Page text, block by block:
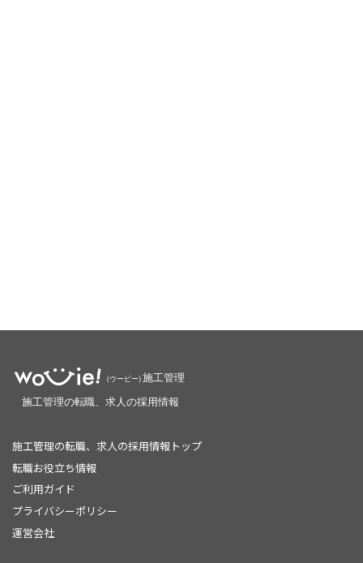
施工管理の転職、求人の採用情報トップ
転職お役立ち情報
ご利用ガイド
プライバシーポリシー
運営会社